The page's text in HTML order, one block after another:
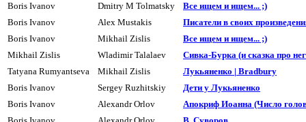
Boris Ivanov
Dmitry M Tolmatsky
Все ищем и ищем... ;)
Boris Ivanov
Alex Mustakis
Писатели в своих
Boris Ivanov
Mikhail Zislis
Все ищем и ищем... ;)
Mikhail Zislis
Wladimir Talalaev
Сивка-Буpка (и сказка про
Tatyana Rumyantseva
Mikhail Zislis
Лукьяненко | Bradbury
Boris Ivanov
Sergey Ruzhitskiy
Дети y Лyкьяненко
Boris Ivanov
Alexandr Orlov
Апокpиф Иоанна (Число